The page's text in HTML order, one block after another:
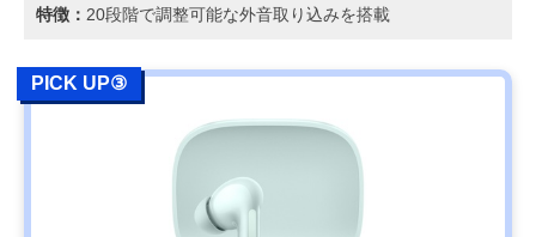
特徴： 20段階で調整可能な外音取り込みを搭載
PICK UP③